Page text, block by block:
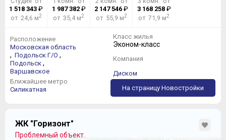
1 518 343 ₽
от 24,6 м2
1 987 382₽
от 35,4 м2
2 147 546 ₽
от 55,9 м2
3 168 258₽
от 71,9 м2
Расположение
Московская область
, Подольск Г/О ,
Подольск ,
Варшавское
Ближайшее метро
Силикатная
Класс жилья
Эконом-класс
Компания
Диском
На страницу Новостройки
ЖК "Горизонт"
Проблемный объект.